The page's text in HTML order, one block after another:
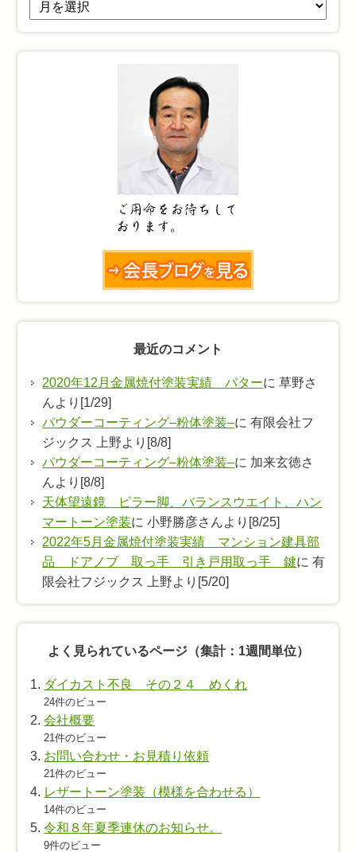
最近のコメント
2020年12月金属焼付塗装実績 パターに 草野さ
んより[1/29]
パウダーコーティング–粉体塗装–に 有限会社フ
ジックス 上野より[8/8]
パウダーコーティング–粉体塗装–に 加来玄徳さ
んより[8/8]
天体望遠鏡 ピラー脚、バランスウエイト、ハン
マートーン塗装に 小野勝彦さんより[8/25]
2022年5月金属焼付塗装実績 マンション建具部
品 ドアノブ 取っ手 引き戸用取っ手 鍵に 有
限会社フジックス 上野より[5/20]
よく見られているページ（集計：1週間単位）
ダイカスト不良 その２４ めくれ
24件のビュー
会社概要
21件のビュー
お問い合わせ・お見積り依頼
21件のビュー
レザートーン塗装（模様を合わせる）
14件のビュー
令和８年夏季連休のお知らせ。
9件のビュー